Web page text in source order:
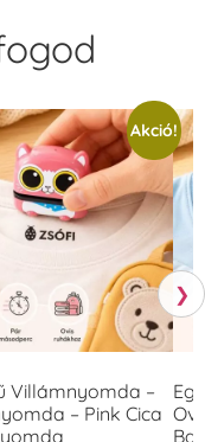
Akció!
Villámnyomda –
– Pink Cica
❯